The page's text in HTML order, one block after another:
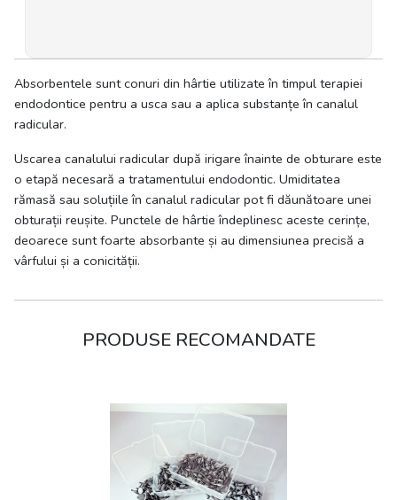
Absorbentele sunt conuri din hârtie utilizate în timpul terapiei
endodontice pentru a usca sau a aplica substanțe în canalul
radicular.
Uscarea canalului radicular după irigare înainte de obturare este
o etapă necesară a tratamentului endodontic. Umiditatea
rămasă sau soluțiile în canalul radicular pot fi dăunătoare unei
obturații reușite. Punctele de hârtie îndeplinesc aceste cerințe,
deoarece sunt foarte absorbante și au dimensiunea precisă a
vârfului și a conicității.
PRODUSE RECOMANDATE